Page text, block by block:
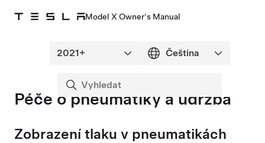
Model X Owner's Manual
Péče o pneumatiky a údržba
Zobrazení tlaku v pneumatikách